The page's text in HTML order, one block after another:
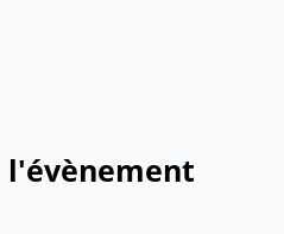
l'évènement